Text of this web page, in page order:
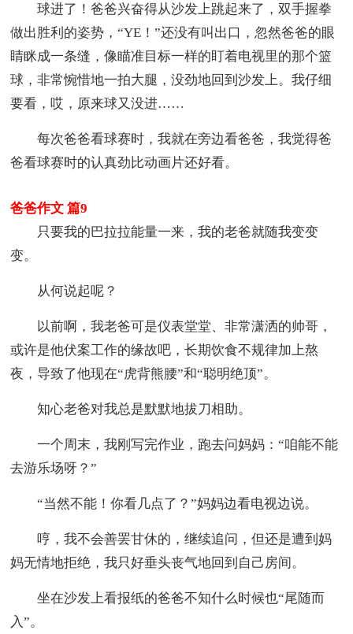
球进了！爸爸兴奋得从沙发上跳起来了，双手握拳
做出胜利的姿势，“YE！”还没有叫出口，忽然爸爸的眼
睛眯成一条缝，像瞄准目标一样的盯着电视里的那个篮
球，非常惋惜地一拍大腿，没劲地回到沙发上。我仔细
要看，哎，原来球又没进……
每次爸爸看球赛时，我就在旁边看爸爸，我觉得爸
爸看球赛时的认真劲比动画片还好看。
爸爸作文 篇9
只要我的巴拉拉能量一来，我的老爸就随我变变
变。
从何说起呢？
以前啊，我老爸可是仪表堂堂、非常潇洒的帅哥，
或许是他伏案工作的缘故吧，长期饮食不规律加上熬
夜，导致了他现在“虎背熊腰”和“聪明绝顶”。
知心老爸对我总是默默地拔刀相助。
一个周末，我刚写完作业，跑去问妈妈：“咱能不能
去游乐场呀？”
“当然不能！你看几点了？”妈妈边看电视边说。
哼，我不会善罢甘休的，继续追问，但还是遭到妈
妈无情地拒绝，我只好垂头丧气地回到自己房间。
坐在沙发上看报纸的爸爸不知什么时候也“尾随而
入”。